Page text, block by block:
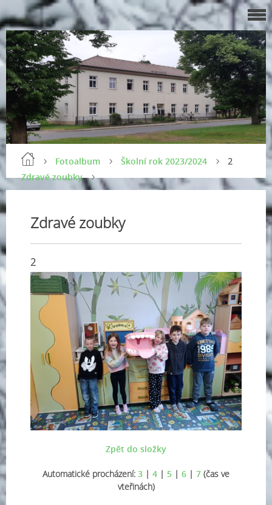
Fotoalbum
Školní rok 2023/2024
Zdravé zoubky
2
Zdravé zoubky
2
Zpět do složky
Automatické procházení: 3 | 4 | 5 | 6 | 7 (čas ve
vteřinách)